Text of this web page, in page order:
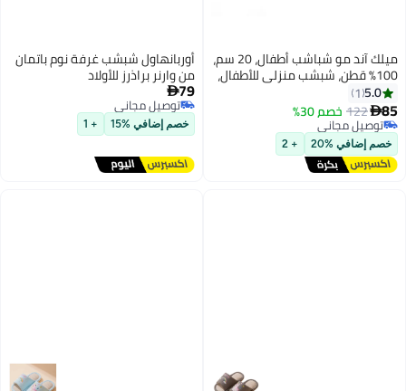
ميلك آند مو شباشب أطفال، 20 سم،
100% قطن، شبشب منزلي للأطفال،
ناعم مانع للانزلاق، سهل
خفيف الوزن، قابل للتنفس،
للمنزل والحمام والاستخدام
5.0
1

122خصم 30%
توصيل مجاني
توصيل مجاني
إضافي %20 + 2
أوربانهاول شبشب غرفة نوم باتمان
من وارنر براذرز للأولاد

توصيل مجاني
توصيل مجاني
خصم إضافي %15 + 1